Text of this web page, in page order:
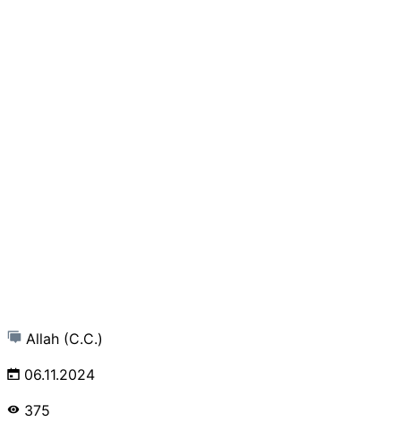
Allah (C.C.)
06.11.2024
375